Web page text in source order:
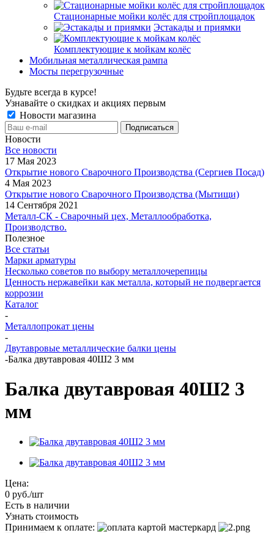
Стационарные мойки колёс для стройплощадок
Эстакады и приямки
Комплектующие к мойкам колёс
Мобильная металлическая рампа
Мосты перегрузочные
Будьте всегда в курсе!
Узнавайте о скидках и акциях первым
Новости магазина
Новости
Все новости
17 Мая 2023
Открытие нового Сварочного Производства (Сергиев Посад)
4 Мая 2023
Открытие нового Сварочного Производства (Мытищи)
14 Сентября 2021
Металл-СК - Сварочный цех, Металлообработка,
Производство.
Полезное
Все статьи
Марки арматуры
Несколько советов по выбору металлочерепицы
Ценность нержавейки как металла, который не подвергается
коррозии
Каталог
-
Металлопрокат цены
-
Двутавровые металлические балки цены
-Балка двутавровая 40Ш2 3 мм
Балка двутавровая 40Ш2 3
мм
Цена:
0 руб./шт
Есть в наличии
Узнать стоимость
Принимаем к оплате: